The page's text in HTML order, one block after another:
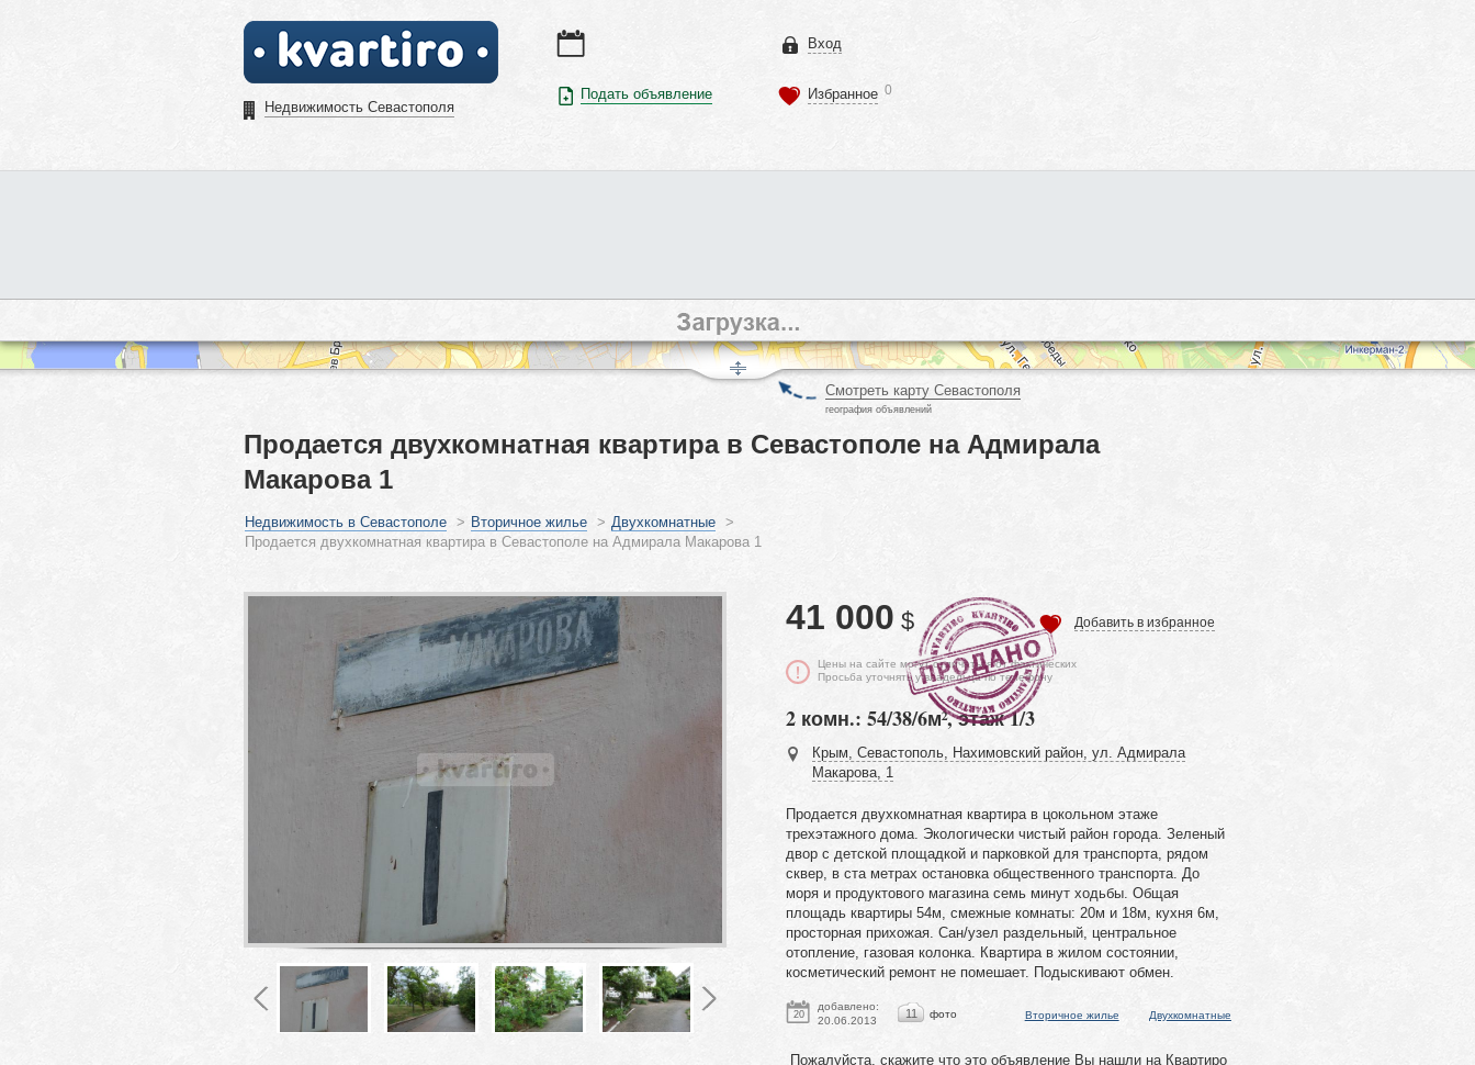
Недвижимость Севастополя
Подать объявление
Вход
Избранное 0
Смотреть карту Севастополя
география объявлений
Продается двухкомнатная квартира в Севастополе на Адмирала
Макарова 1
Недвижимость в Севастополе > Вторичное жилье > Двухкомнатные >
Продается двухкомнатная квартира в Севастополе на Адмирала Макарова 1
41 000 $ Добавить в избранное
Цены на сайте могут отличаться от фактических
Просьба уточнять у владельца по телефону
2 комн.: 54/38/6м², этаж 1/3
Крым, Севастополь, Нахимовский район, ул. Адмирала
Макарова, 1
Продается двухкомнатная квартира в цокольном этаже
трехэтажного дома. Экологически чистый район города. Зеленый
двор с детской площадкой и парковкой для транспорта, рядом
сквер, в ста метрах остановка общественного транспорта. До
моря и продуктового магазина семь минут ходьбы. Общая
площадь квартиры 54м, смежные комнаты: 20м и 18м, кухня 6м,
просторная прихожая. Сан/узел раздельный, центральное
отопление, газовая колонка. Квартира в жилом состоянии,
косметический ремонт не помешает. Подыскивают обмен.
20
добавлено:
20.06.2013
11 фото Вторичное жилье Двухкомнатные
Пожалуйста, скажите что это объявление Вы нашли на Квартиро